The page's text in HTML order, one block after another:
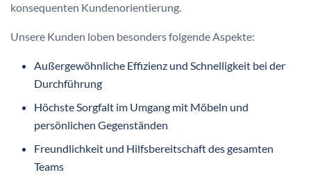
konsequenten Kundenorientierung.
Unsere Kunden loben besonders folgende Aspekte:
Außergewöhnliche Effizienz und Schnelligkeit bei der
Durchführung
Höchste Sorgfalt im Umgang mit Möbeln und
persönlichen Gegenständen
Freundlichkeit und Hilfsbereitschaft des gesamten
Teams